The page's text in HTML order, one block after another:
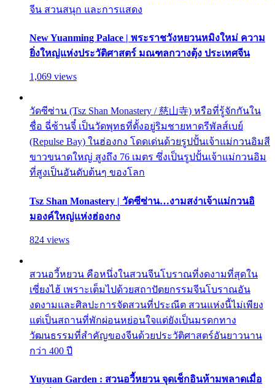
จีน สวนสนุก และการแสดง
New Yuanming Palace | พระราชวังหยวนหมิงใหม่ ความ
ยิ่งใหญ่แห่งประวัติศาสตร์ มณฑลกวางตุ้ง ประเทศจีน
1,069 views
วัดซีซ่าน (Tsz Shan Monastery / 慈山寺) หรือที่รู้จักกันใน
ชื่อ ฉี่ซ้านจี๋ เป็นวัดพุทธที่ตั้งอยู่ริมชายหาดรีพัลส์เบย์
(Repulse Bay) ในฮ่องกง โดดเด่นด้วยรูปปั้นเจ้าแม่กวนอิมสี
ขาวขนาดใหญ่ สูงถึง 76 เมตร ซึ่งเป็นรูปปั้นเจ้าแม่กวนอิม
ที่สูงเป็นอันดับต้นๆ ของโลก
Tsz Shan Monastery | วัดซีซ่าน…งามสง่าเจ้าแม่กวนอิ
มองค์ใหญ่แห่งฮ่องกง
824 views
สวนอวี้หยวน คือหนึ่งในสวนจีนโบราณที่งดงามที่สุดใน
เซี่ยงไฮ้ เพราะเต็มไปด้วยสถาปัตยกรรมจีนโบราณอัน
งดงามและศิลปะการจัดสวนที่ประณีต สวนแห่งนี้ไม่เพียง
แต่เป็นสถานที่พักผ่อนหย่อนใจแต่ยังเป็นมรดกทาง
วัฒนธรรมที่สำคัญของจีนด้วยประวัติศาสตร์อันยาวนาน
กว่า 400 ปี
Yuyuan Garden : สวนอวี้หยวน จุดเช็กอินห้ามพลาดเมื่อ